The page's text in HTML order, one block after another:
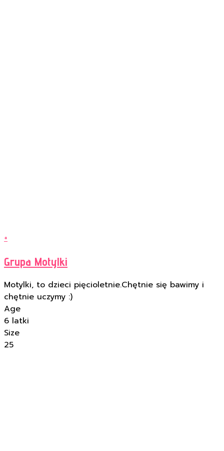
+
Grupa Motylki
Motylki, to dzieci pięcioletnie.Chętnie się bawimy i
chętnie uczymy :)
Age
6 latki
Size
25